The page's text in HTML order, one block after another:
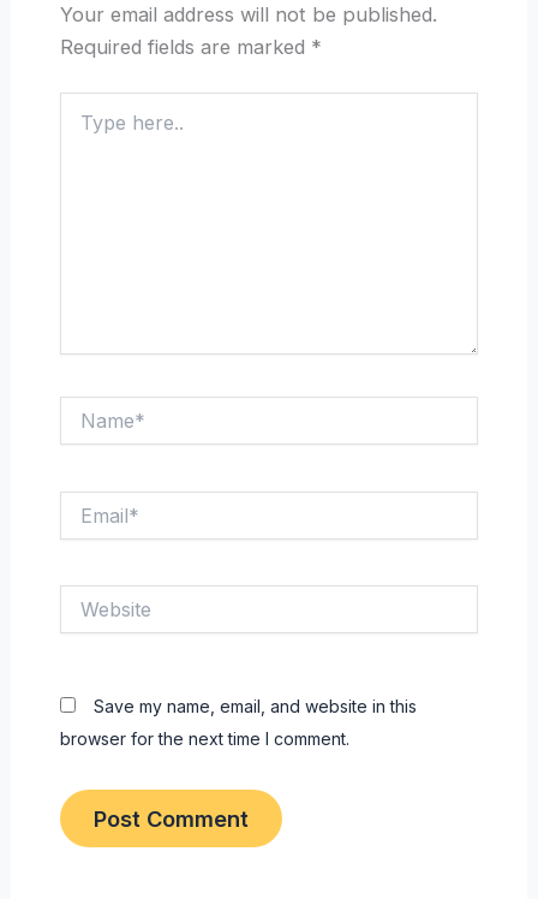
Your email address will not be published.
Required fields are marked *
here..
Save my name, email, and website in this
browser for the next time I comment.